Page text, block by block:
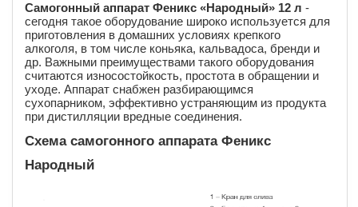
Самогонный аппарат Феникс «Народный» 12 л -
сегодня такое оборудование широко используется для
приготовления в домашних условиях крепкого
алкоголя, в том числе коньяка, кальвадоса, бренди и
др. Важными преимуществами такого оборудования
считаются износостойкость, простота в обращении и
уходе. Аппарат снабжен разбирающимся
сухопарником, эффективно устраняющим из продукта
при дистилляции вредные соединения.
Схема самогонного аппарата Феникс
Народный